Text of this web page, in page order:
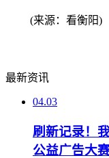
(来源：看衡阳)
最新资讯
04.03
刷新记录！
公益广告大